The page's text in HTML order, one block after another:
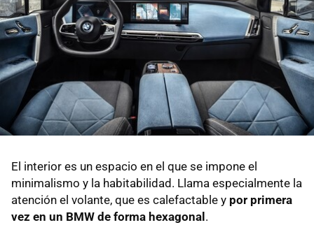
El interior es un espacio en el que se impone el
minimalismo y la habitabilidad. Llama especialmente la
atención el volante, que es calefactable y por primera
vez en un BMW de forma hexagonal .